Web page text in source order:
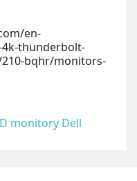
en-
thunderbolt-
bqhr/monitors-
monitory Dell